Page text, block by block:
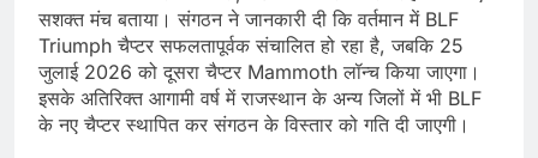
सशक्त मंच बताया। संगठन ने जानकारी दी कि वर्तमान में BLF
Triumph चैप्टर सफलतापूर्वक संचालित हो रहा है, जबकि 25
जुलाई 2026 को दूसरा चैप्टर Mammoth लॉन्च किया जाएगा।
इसके अतिरिक्त आगामी वर्ष में राजस्थान के अन्य जिलों में भी BLF
के नए चैप्टर स्थापित कर संगठन के विस्तार को गति दी जाएगी।